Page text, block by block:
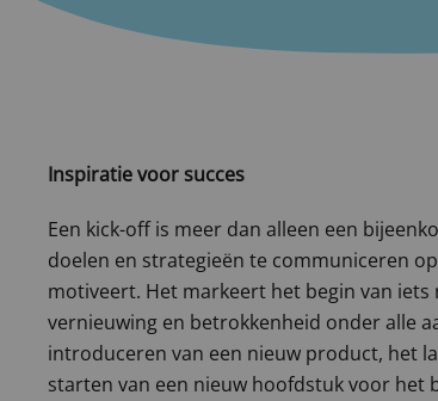
Inspiratie voor succes
Een kick-off is meer dan alleen een
doelen en strategieën te communiceren
motiveert. Het markeert het begin van iets
vernieuwing en betrokkenheid onder alle
introduceren van een nieuw product, het
starten van een nieuw hoofdstuk voor het